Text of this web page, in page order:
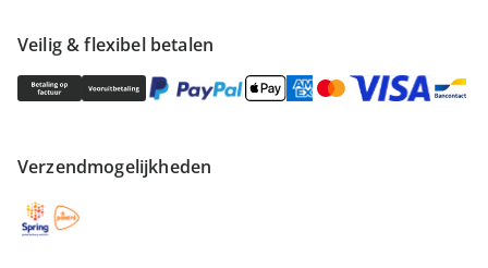
Veilig & flexibel betalen
Verzendmogelijkheden